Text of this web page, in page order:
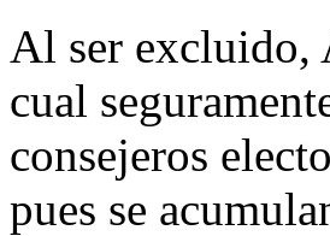
Al ser excluido,
cual
consejeros
pues se